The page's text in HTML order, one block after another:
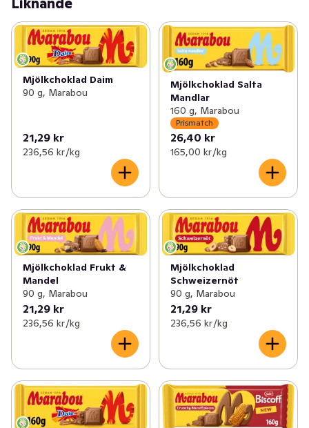
Mjölkchoklad Daim
90 g, Marabou
21,29 kr
236,56 kr /kg
Mjölkchoklad Salta
Mandlar
160 g, Marabou
Prismatch
26,40 kr
165,00 kr /kg
Mjölkchoklad Frukt &
Mandel
90 g, Marabou
21,29 kr
236,56 kr /kg
Mjölkchoklad
Schweizernöt
90 g, Marabou
21,29 kr
236,56 kr /kg